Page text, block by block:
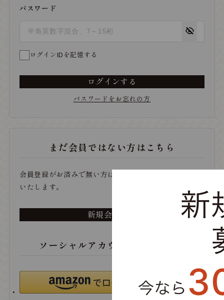
パスワード
ログインIDを記憶する
ログインする
パスワードをお忘れの方
まだ会員ではない方はこちら
会員登録がお済みで無い方は、こちらから登録をお願い
いたします。
新規会員登録
ソーシャルアカウントでログイン